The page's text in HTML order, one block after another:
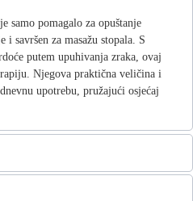
samo pomagalo za opuštanje
i savršen za masažu stopala. S
putem upuhivanja zraka, ovaj
Njegova praktična veličina i
upotrebu, pružajući osjećaj